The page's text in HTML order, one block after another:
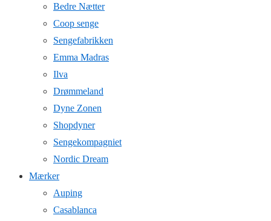
Bedre Nætter
Coop senge
Sengefabrikken
Emma Madras
Ilva
Drømmeland
Dyne Zonen
Shopdyner
Sengekompagniet
Nordic Dream
Mærker
Auping
Casablanca